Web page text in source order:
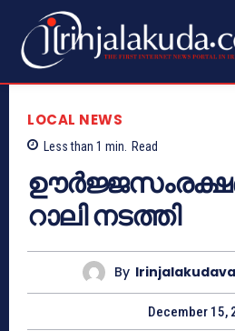
LOCAL NEWS
Less than 1 min. Read
റാലി നടത്തി
By
December 15,